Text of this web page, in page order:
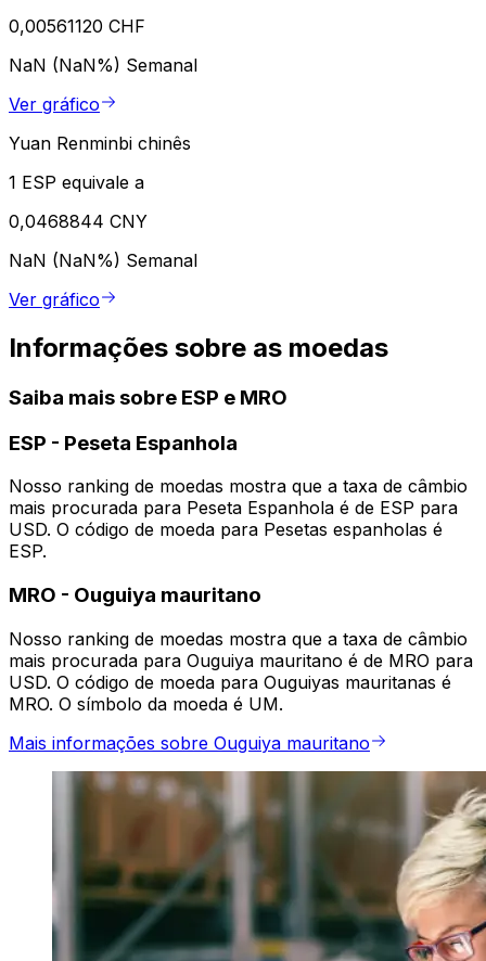
0,00561120 CHF
NaN (NaN%) Semanal
Ver gráfico
Yuan Renminbi chinês
1 ESP equivale a
0,0468844 CNY
NaN (NaN%) Semanal
Ver gráfico
Informações sobre as moedas
Saiba mais sobre ESP e MRO
ESP - Peseta Espanhola
Nosso ranking de moedas mostra que a taxa de câmbio
mais procurada para Peseta Espanhola é de ESP para
USD. O código de moeda para Pesetas espanholas é
ESP.
MRO - Ouguiya mauritano
Nosso ranking de moedas mostra que a taxa de câmbio
mais procurada para Ouguiya mauritano é de MRO para
USD. O código de moeda para Ouguiyas mauritanas é
MRO. O símbolo da moeda é UM.
Mais informações sobre Ouguiya mauritano